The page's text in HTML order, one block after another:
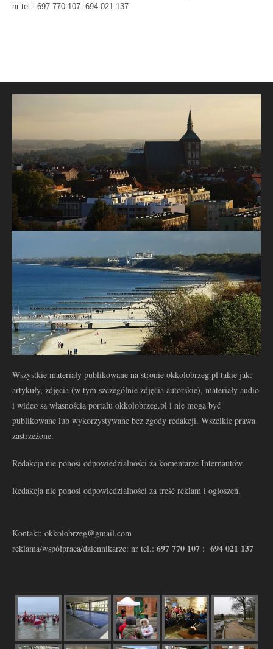
nr tel.: 697 770 107: 694 021 137
Wszystkie materiały publikowane na stronie okkolobrzeg.pl takie jak:
artykuły, zdjęcia (w tym szczególnie zdjęcia autorskie), materiały audio
i wideo są własnością portalu okkolobrzeg.pl i nie mogą być
publikowane lub wykorzystywane bez zgody redakcji. Wszelkie prawa
zastrzeżone.
Redakcja nie ponosi odpowiedzialności za komentarze Internautów.
Redakcja nie ponosi odpowiedzialności za treść reklam i ogłoszeń.
Kontakt: okkolobrzeg@gmail.com
reklama/współpraca/dziennikarze: nr tel.: 697 770 107 : 694 021 137